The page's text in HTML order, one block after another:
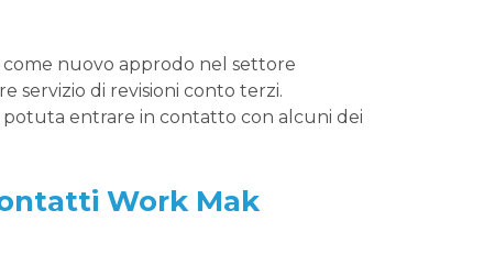
nuovo approdo nel settore
servizio di revisioni conto terzi.
potuta entrare in contatto con alcuni dei
Work Mak